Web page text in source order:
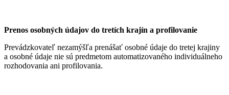
Prenos osobných údajov do tretích krajín a profilovanie
Prevádzkovateľ nezamýšľa prenášať osobné údaje do tretej krajiny
a osobné údaje nie sú predmetom automatizovaného individuálneho
rozhodovania ani profilovania.